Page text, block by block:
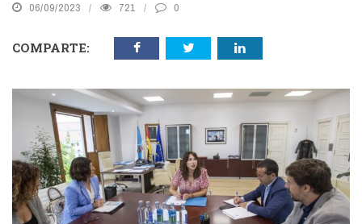
06/09/2023 721 0
COMPARTE: